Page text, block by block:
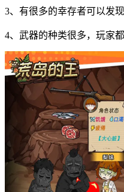
3、有很多的幸存者可以发
4、武器的种类很多，玩家